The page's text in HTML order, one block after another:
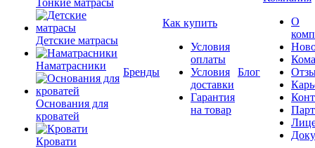
Тонкие матрасы
Детские матрасы
Наматрасники
Основания для
кроватей
Кровати
Бренды
Как купить
Условия
оплаты
Условия
доставки
Гарантия
на товар
Блог
О